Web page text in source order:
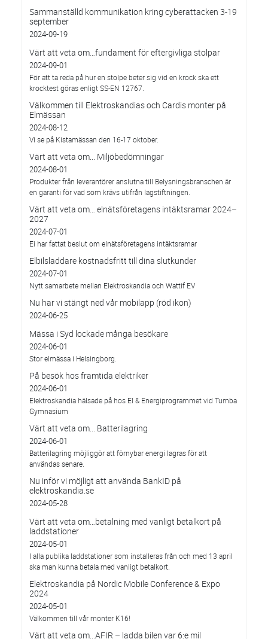
Sammanställd kommunikation kring cyberattacken 3-19
september
2024-09-19
Värt att veta om…fundament för eftergivliga stolpar
2024-09-01
För att ta reda på hur en stolpe beter sig vid en krock ska ett
krocktest göras enligt SS-EN 12767.
Välkommen till Elektroskandias och Cardis monter på
Elmässan
2024-08-12
Vi se på Kistamässan den 16-17 oktober.
Värt att veta om... Miljöbedömningar
2024-08-01
Produkter från leverantörer anslutna till Belysningsbranschen är
en garanti för vad som krävs utifrån lagstiftningen.
Värt att veta om… elnätsföretagens intäktsramar 2024–
2027
2024-07-01
Ei har fattat beslut om elnätsföretagens intäktsramar
Elbilsladdare kostnadsfritt till dina slutkunder
2024-07-01
Nytt samarbete mellan Elektroskandia och Wattif EV
Nu har vi stängt ned vår mobilapp (röd ikon)
2024-06-25
Mässa i Syd lockade många besökare
2024-06-01
Stor elmässa i Helsingborg.
På besök hos framtida elektriker
2024-06-01
Elektroskandia hälsade på hos El & Energiprogrammet vid Tumba
Gymnasium
Värt att veta om... Batterilagring
2024-06-01
Batterilagring möjliggör att förnybar energi lagras för att
användas senare.
Nu inför vi möjligt att använda BankID på
elektroskandia.se
2024-05-28
Värt att veta om…betalning med vanligt betalkort på
laddstationer
2024-05-01
I alla publika laddstationer som installeras från och med 13 april
ska man kunna betala med vanligt betalkort.
Elektroskandia på Nordic Mobile Conference & Expo
2024
2024-05-01
Välkommen till vår monter K16!
Värt att veta om...AFIR – ladda bilen var 6:e mil